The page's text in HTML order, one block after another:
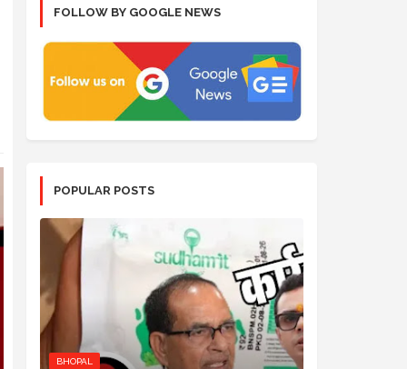
FOLLOW BY GOOGLE NEWS
POPULAR POSTS
BHOPAL